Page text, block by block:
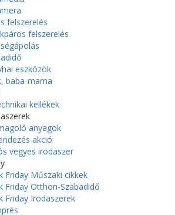
felszerelés
felszerelés
eszközök
baba-mama
kellékek
anyagok
akció
vegyes irodaszer
Friday Műszaki cikkek
Friday Otthon-Szabadidő
Friday Irodaszerek